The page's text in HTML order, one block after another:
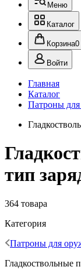
Меню
Каталог
Корзина0
Войти
Главная
Каталог
Патроны
тип
364 товара
Категория
Патроны для
Гладкоствольные